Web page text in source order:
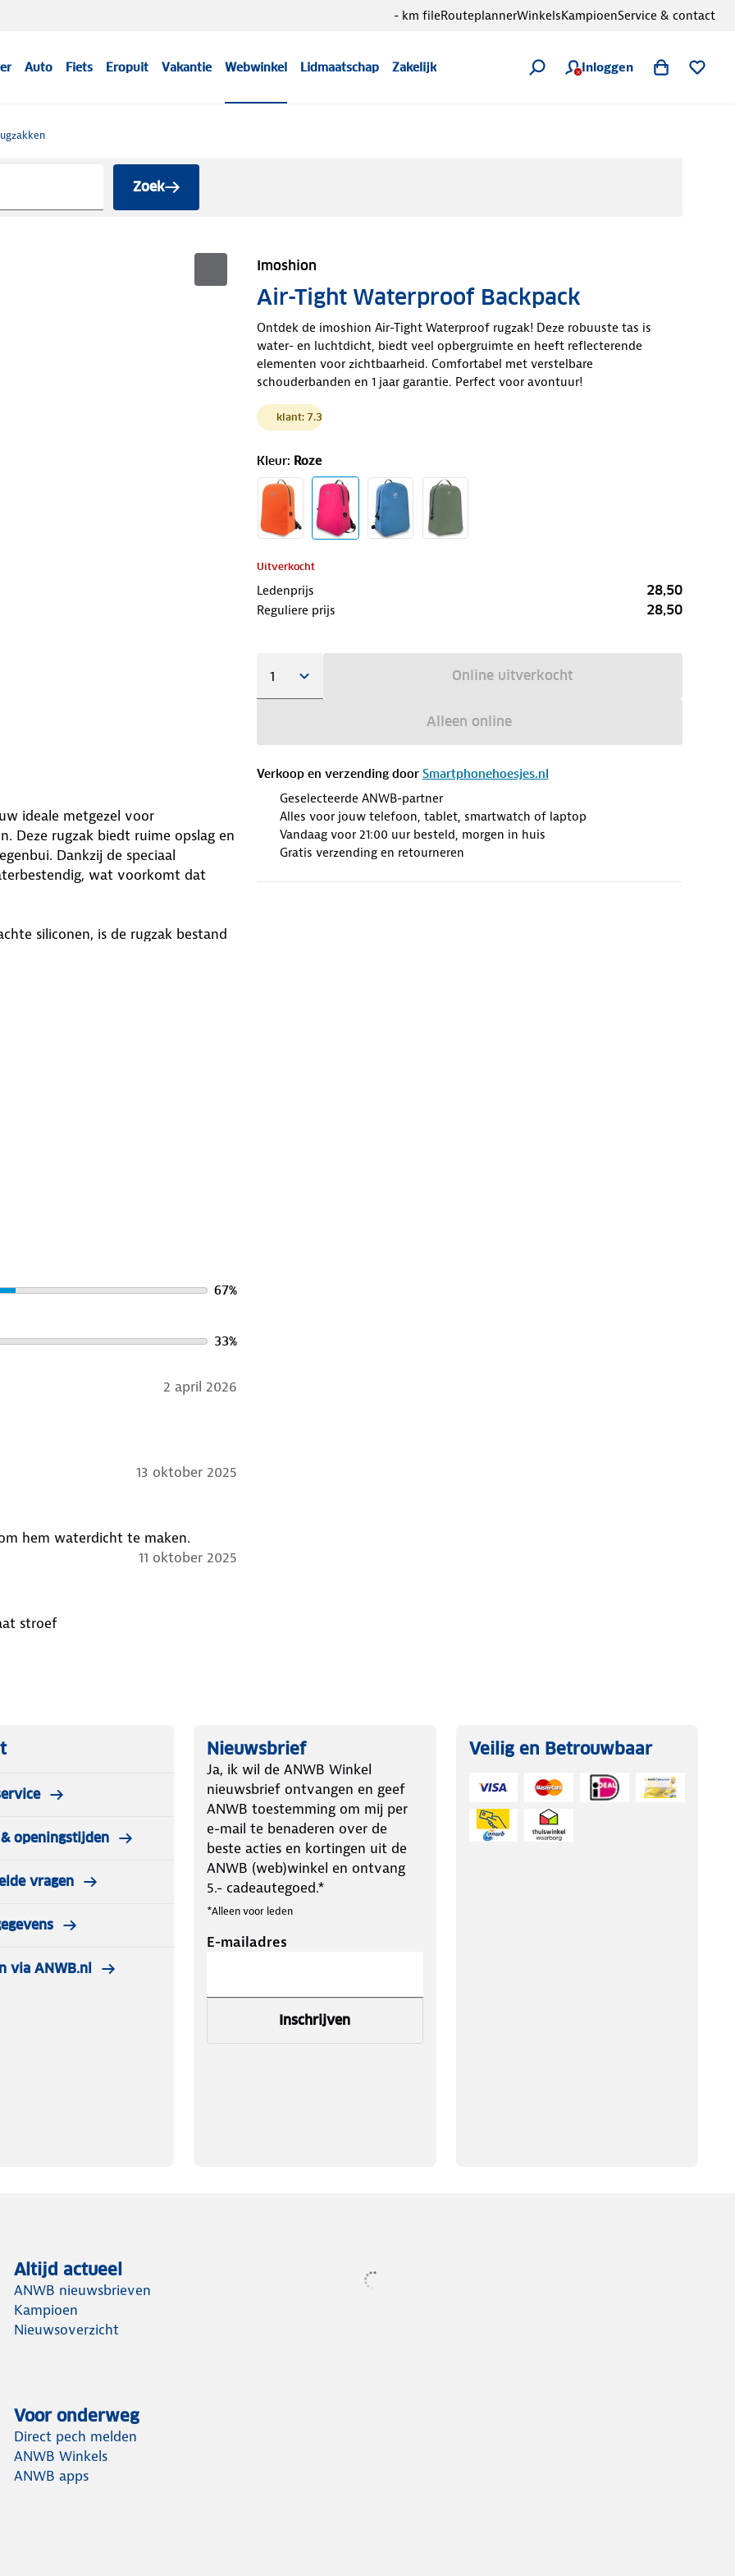
Auto Fiets Eropuit Vakantie Webwinkel Lidmaatschap Zakelijk Inloggen
- km fileRouteplannerWinkelsKampioenService & contact
Zoek
Imoshion
Air-Tight Waterproof Backpack
Ontdek de imoshion Air-Tight Waterproof rugzak! Deze robuuste tas is
water- en luchtdicht, biedt veel opbergruimte en heeft reflecterende
elementen voor zichtbaarheid. Comfortabel met verstelbare
schouderbanden en 1 jaar garantie. Perfect voor avontuur!
klant: 7.3
Kleur: Roze
Uitverkocht
Ledenprijs 28,50
Reguliere prijs 28,50
Online uitverkocht
Alleen online
Verkoop en verzending door Smartphonehoesjes.nl
Geselecteerde ANWB-partner
Alles voor jouw telefoon, tablet, smartwatch of laptop
Vandaag voor 21:00 uur besteld, morgen in huis
Gratis verzending en retourneren
ideale metgezel voor
Deze rugzak biedt ruime opslag en
Dankzij de speciaal
wat voorkomt dat
siliconen, is de rugzak bestand
met een reflecterend logo en
extra comfort en een betere
ervaart. Bovendien zijn er drie
en wees voorbereid op elke
67%
33%
2 april 2026
13 oktober 2025
hem waterdicht te maken.
11 oktober 2025
stroef
openingstijden
vragen
via ANWB.nl
Nieuwsbrief
Ja, ik wil de ANWB Winkel
nieuwsbrief ontvangen en geef
ANWB toestemming om mij per
e-mail te benaderen over de
beste acties en kortingen uit de
ANWB (web)winkel en ontvang
5.- cadeautegoed.*
*Alleen voor leden
E-mailadres
Inschrijven
Veilig en Betrouwbaar
Altijd actueel
ANWB nieuwsbrieven
Kampioen
Nieuwsoverzicht
Voor onderweg
Direct pech melden
ANWB Winkels
ANWB apps